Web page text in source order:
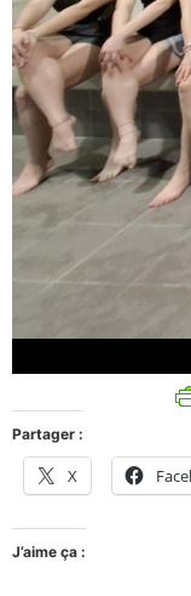
Partager :
X
J’aime ça :